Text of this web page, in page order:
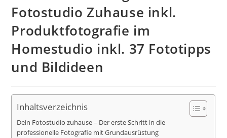
Fotostudio Zuhause inkl.
Produktfotografie im
Homestudio inkl. 37 Fototipps
und Bildideen
Inhaltsverzeichnis
Dein Fotostudio zuhause – Der erste Schritt in die
professionelle Fotografie mit Grundausrüstung